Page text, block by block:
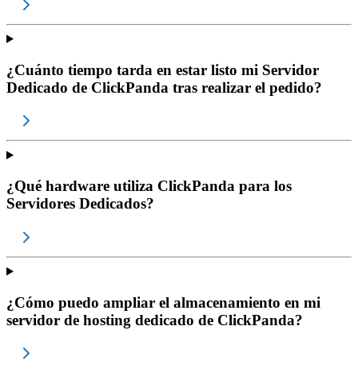
¿Cuánto tiempo tarda en estar listo mi Servidor
Dedicado de ClickPanda tras realizar el pedido?
¿Qué hardware utiliza ClickPanda para los
Servidores Dedicados?
¿Cómo puedo ampliar el almacenamiento en mi
servidor de hosting dedicado de ClickPanda?